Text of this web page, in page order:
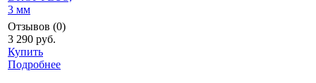
Отзывов (0)
3 290 руб.
Купить
Подробнее